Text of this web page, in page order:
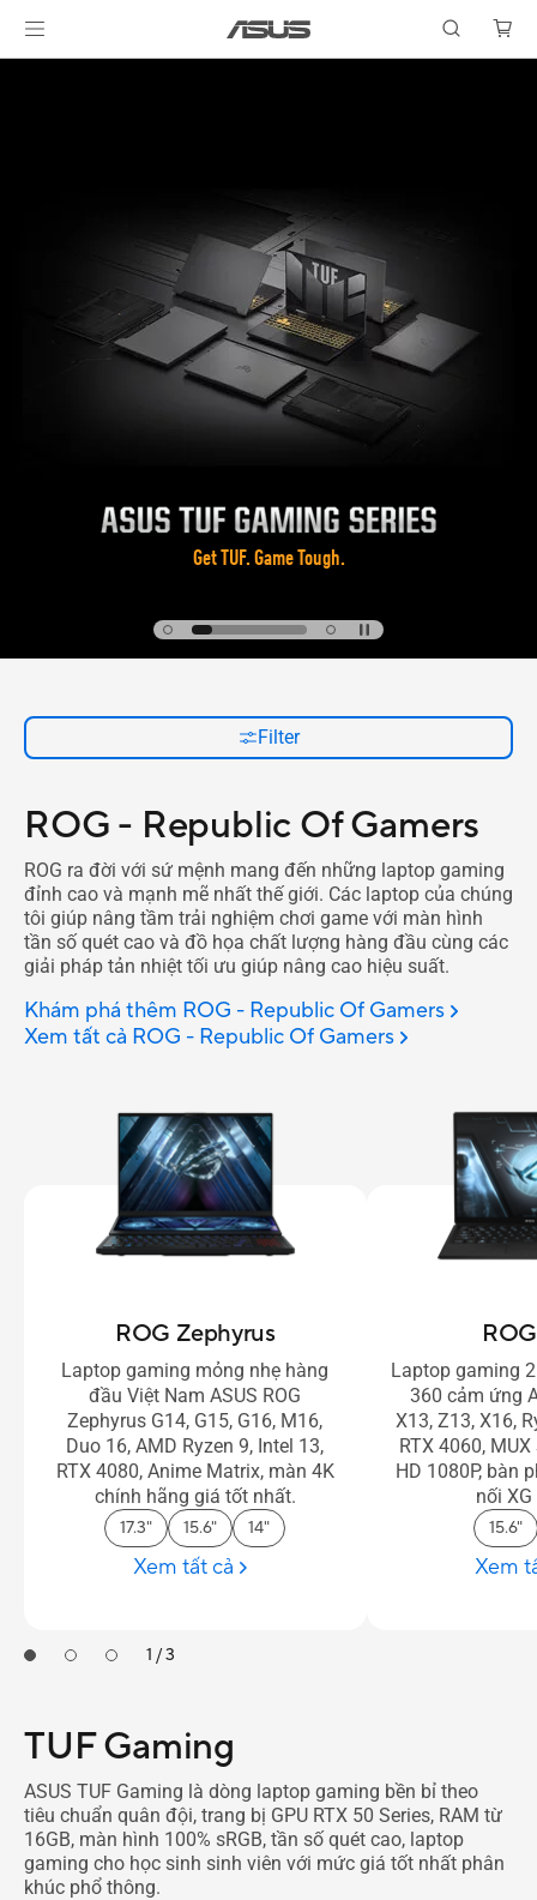
Get TUF. Game Tough.
Filter
ROG - Republic Of Gamers
ROG ra đời với sứ mệnh mang đến những laptop gaming
đỉnh cao và mạnh mẽ nhất thế giới. Các laptop của chúng
tôi giúp nâng tầm trải nghiệm chơi game với màn hình
tần số quét cao và đồ họa chất lượng hàng đầu cùng các
giải pháp tản nhiệt tối ưu giúp nâng cao hiệu suất.
Khám phá thêm ROG - Republic Of Gamers
Xem tất cả ROG - Republic Of Gamers
ROG Zephyrus
Laptop gaming mỏng nhẹ hàng
đầu Việt Nam ASUS ROG
Zephyrus G14, G15, G16, M16,
Duo 16, AMD Ryzen 9, Intel 13,
RTX 4080, Anime Matrix, màn 4K
chính hãng giá tốt nhất.
17.3" 15.6" 14"
Xem tất cả
Laptop gaming
360 cảm ứng
X13, Z13, X16,
RTX 4060,
HD 1080P, bàn
nối
15.6"
Xem
1 / 3
TUF Gaming
ASUS TUF Gaming là dòng laptop gaming bền bỉ theo
tiêu chuẩn quân đội, trang bị GPU RTX 50 Series, RAM từ
16GB, màn hình 100% sRGB, tần số quét cao, laptop
gaming cho học sinh sinh viên với mức giá tốt nhất phân
khúc phổ thông.